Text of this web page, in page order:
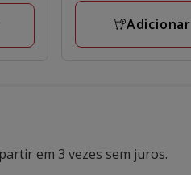
Adicionar
em 3 vezes sem juros.